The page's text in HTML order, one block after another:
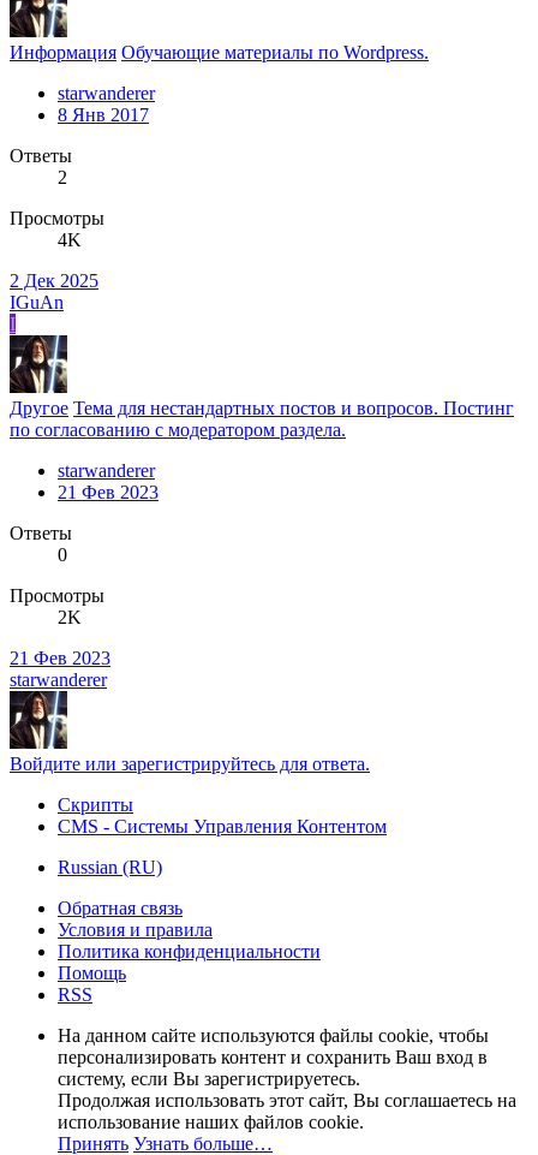
Информация Обучающие материалы по Wordpress.
starwanderer
8 Янв 2017
Ответы
2
Просмотры
4K
2 Дек 2025
IGuAn
I
Другое Тема для нестандартных постов и вопросов. Постинг
по согласованию с модератором раздела.
starwanderer
21 Фев 2023
Ответы
0
Просмотры
2K
21 Фев 2023
starwanderer
Войдите или зарегистрируйтесь для ответа.
Скрипты
CMS - Системы Управления Контентом
Russian (RU)
Обратная связь
Условия и правила
Политика конфиденциальности
Помощь
RSS
На данном сайте используются файлы cookie, чтобы
персонализировать контент и сохранить Ваш вход в
систему, если Вы зарегистрируетесь.
Продолжая использовать этот сайт, Вы соглашаетесь на
использование наших файлов cookie.
Принять Узнать больше…